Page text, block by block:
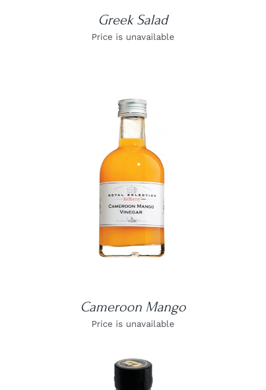
Greek Salad
Price is unavailable
Cameroon Mango
Price is unavailable